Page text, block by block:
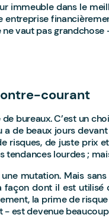
immeuble dans le
entreprise
vaut pas
courant
bureaux. C’est un
a de beaux jours
risques, de juste prix
tendances lourdes ;
mutation. Mais
façon dont il est
la prime de
- est devenue